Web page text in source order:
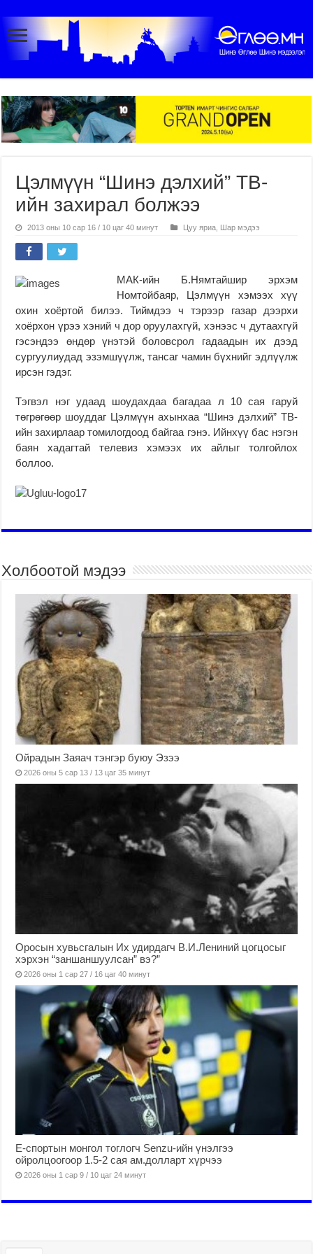
Цэлмүүн “Шинэ дэлхий” ТВ-
ийн захирал болжээ
2013 оны 10 сар 16 / 10 цаг 40 минут Цуу яриа Шар мэдээ
МАК-ийн Б.Нямтайшир эрхэм
Номтойбаяр, Цэлмүүн хэмээх хүү
охин хоёртой билээ. Тиймдээ ч тэрээр газар дээрхи
хоёрхон үрээ хэний ч дор оруулахгүй, хэнээс ч дутаахгүй
гэсэндээ өндөр үнэтэй боловсрол гадаадын их дээд
сургуулиудад эзэмшүүлж, тансаг чамин бүхнийг эдлүүлж
ирсэн гэдэг.
Тэгвэл нэг удаад шоудахдаа багадаа л 10 сая гаруй
төгрөгөөр шоуддаг Цэлмүүн ахынхаа “Шинэ дэлхий” ТВ-
ийн захирлаар томилогдоод байгаа гэнэ. Ийнхүү бас нэгэн
баян хадагтай телевиз хэмээх их айлыг толгойлох
боллоо.
Холбоотой мэдээ
Ойрадын Заяач тэнгэр буюу Эзээ
2026 оны 5 сар 13 / 13 цаг 35 минут
Оросын хувьсгалын Их удирдагч В.И.Лениний цогцосыг
хэрхэн “заншаншуулсан” вэ?”
2026 оны 1 сар 27 / 16 цаг 40 минут
Е-спортын монгол тоглогч Senzu-ийн үнэлгээ
ойролцоогоор 1.5-2 сая ам.долларт хүрчээ
2026 оны 1 сар 9 / 10 цаг 24 минут